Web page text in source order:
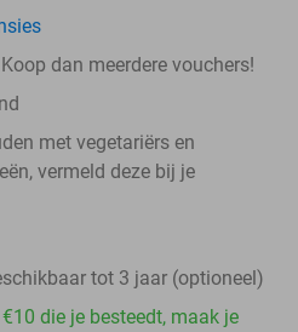
dan meerdere vouchers!
met vegetariërs en
vermeld deze bij je
tot 3 jaar (optioneel)
die je besteedt, maak je